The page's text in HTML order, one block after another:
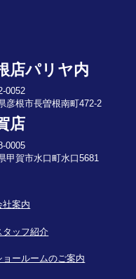
店パリヤ内
0052
彦根市長曽根南町472-2
店
0005
甲賀市水口町水口5681
社案内
タッフ紹介
ョールームのご案内